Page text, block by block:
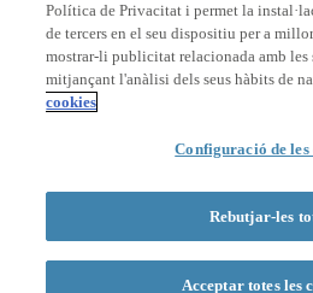
Acreditacions
© 2026 La Salle Campus Barcelona -
Formulari de cerca
Política de Privacitat i permet la
de tercers en el seu dispositiu per a
mostrar-li publicitat relacionada amb les
mitjançant l'anàlisi dels seus hàbits de
cookies
Configuració de les
Rebutjar-les
Acceptar totes les